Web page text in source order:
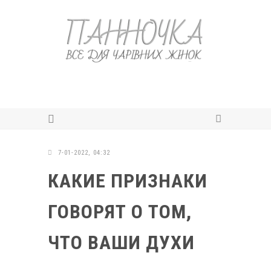
7-01-2022, 04:32
КАКИЕ ПРИЗНАКИ
ГОВОРЯТ О ТОМ,
ЧТО ВАШИ ДУХИ